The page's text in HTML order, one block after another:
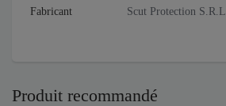
Fabricant Scut Protection S.R.L
Produit recommandé